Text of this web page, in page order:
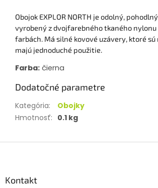
Obojok EXPLOR NORTH je odolný,
vyrobený z dvojfarebného tkaného
farbách. Má silné kovové uzávery, ktoré
majú jednoduché použitie.
Farba: čierna
Dodatočné parametre
Kategória:
Obojky
Hmotnosť: 0.1 kg
Kontakt